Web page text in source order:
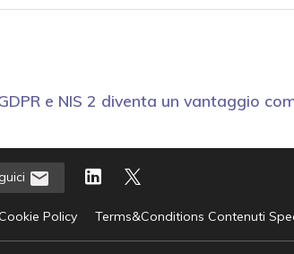
e NIS 2 diventa un vantaggio
Policy Terms&Conditions Contenuti